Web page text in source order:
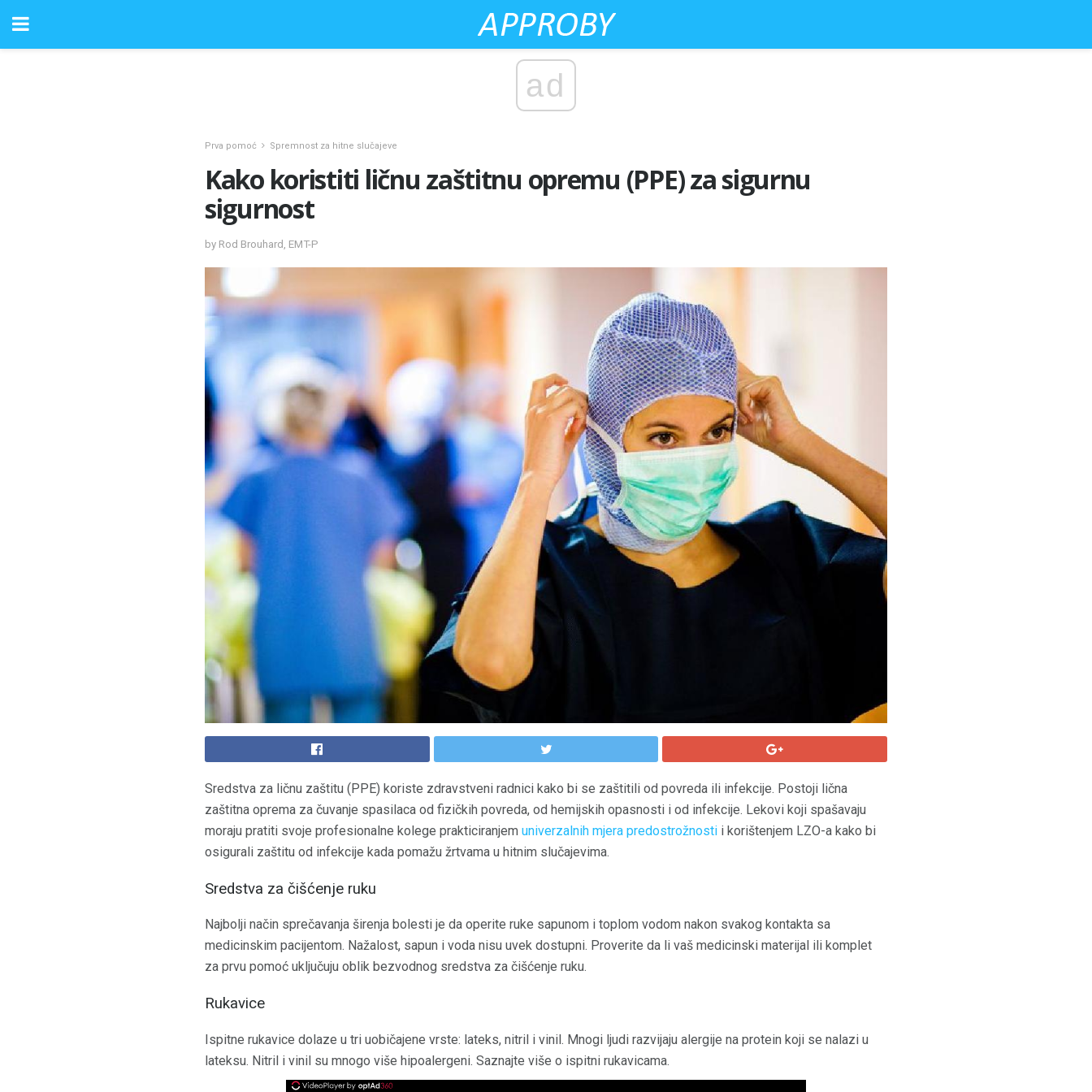
ad
Prva pomoć Spremnost za hitne slučajeve
Kako koristiti ličnu zaštitnu opremu (PPE) za sigurnu
sigurnost
by Rod Brouhard, EMT-P
Sredstva za ličnu zaštitu (PPE) koriste zdravstveni radnici kako bi se zaštitili od povreda ili infekcije. Postoji lična
zaštitna oprema za čuvanje spasilaca od fizičkih povreda, od hemijskih opasnosti i od infekcije. Lekovi koji spašavaju
moraju pratiti svoje profesionalne kolege prakticiranjem univerzalnih mjera predostrožnosti i korištenjem LZO-a kako bi
osigurali zaštitu od infekcije kada pomažu žrtvama u hitnim slučajevima.
Sredstva za čišćenje ruku
Najbolji način sprečavanja širenja bolesti je da operite ruke sapunom i toplom vodom nakon svakog kontakta sa
medicinskim pacijentom. Nažalost, sapun i voda nisu uvek dostupni. Proverite da li vaš medicinski materijal ili komplet
za prvu pomoć uključuju oblik bezvodnog sredstva za čišćenje ruku.
Rukavice
Ispitne rukavice dolaze u tri uobičajene vrste: lateks, nitril i vinil. Mnogi ljudi razvijaju alergije na protein koji se nalazi u
lateksu. Nitril i vinil su mnogo više hipoalergeni. Saznajte više o ispitni rukavicama.